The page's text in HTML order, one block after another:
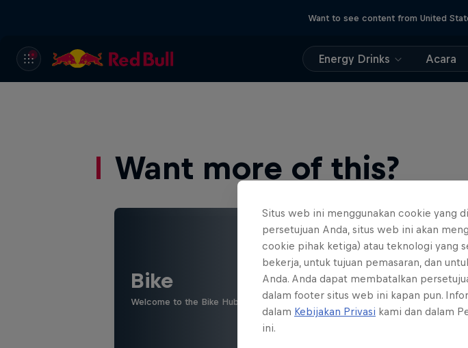
Want to see content from United
Energy Drinks Acara
Want more of this?
Bike
Welcome to the Bike Hub, where you will find an action-packed collection of
Situs web ini menggunakan cookie yang
persetujuan Anda, situs web ini akan
cookie pihak ketiga) atau teknologi yang
bekerja, untuk tujuan pemasaran, dan
Anda. Anda dapat membatalkan
dalam footer situs web ini kapan pun.
dalam Kebijakan Privasi kami dan dalam
ini.